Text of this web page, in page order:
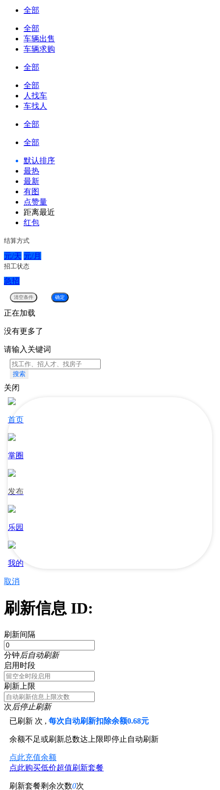
全部
全部
车辆出售
车辆求购
全部
全部
人找车
车找人
全部
全部
默认排序
最热
最新
有图
点赞量
距离最近
红包
结算方式
元/天 元/月
招工状态
急招
正在加载
没有更多了
请输入关键词
搜索
关闭
首页
掌圈
发布
乐园
我的
取消
刷新信息 ID:
刷新间隔
分钟后自动刷新
启用时段
刷新上限
次后停止刷新
已刷新 次 ,每次自动刷新扣除余额0.68元
余额不足或刷新总数达上限即停止自动刷新
点此充值余额
点此购买低价超值刷新套餐
刷新套餐剩余次数0次